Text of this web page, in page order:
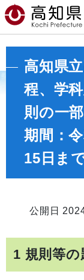
高知県
程、学
則の一
期間：
15日まで
公開日
1 規則等の